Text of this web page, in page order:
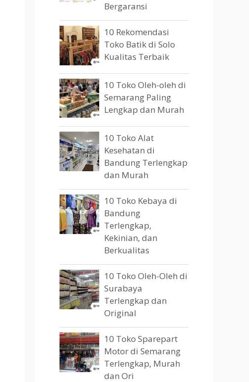
Bergaransi
10 Rekomendasi
Toko Batik di Solo
Kualitas Terbaik
10 Toko Oleh-oleh di
Semarang Paling
Lengkap dan Murah
10 Toko Alat
Kesehatan di
Bandung Terlengkap
dan Murah
10 Toko Kebaya di
Bandung
Terlengkap,
Kekinian, dan
Berkualitas
10 Toko Oleh-Oleh di
Surabaya
Terlengkap dan
Original
10 Toko Sparepart
Motor di Semarang
Terlengkap, Murah
dan Ori